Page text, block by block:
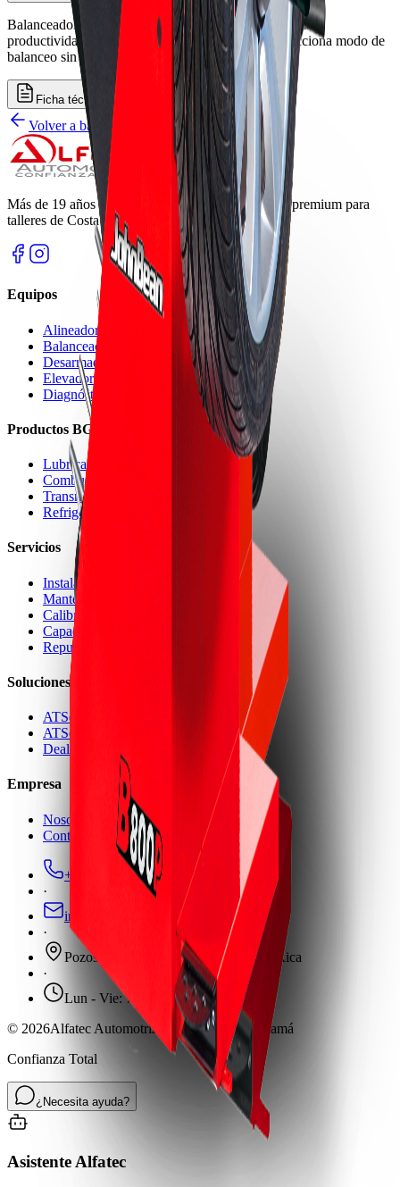
Balanceadora completamente automática para máxima
productividad — detecta dimensiones, radios y selecciona modo de
balanceo sin intervención manual.
Ficha técnica Cotizar
Volver a balanceadoras
Más de 19 años distribuyendo equipos y químicos premium para
talleres de Costa Rica y Panamá.
Equipos
Alineadoras
Balanceadoras
Desarmadoras
Elevadores
Diagnóstico
Productos BG
Lubricación
Combustible
Transmisión
Refrigeración
Servicios
Instalación
Mantenimiento
Calibración
Capacitación
Repuestos
Soluciones
ATServices
ATServices Project
DealerAPS
Empresa
Nosotros
Contacto
+506 2582-0105
·
info@alfateccr.com
·
Pozos de Santa Ana, San José, Costa Rica
·
Lun - Vie: 7:30am - 5:30pm
© 2026Alfatec Automotriz · Costa Rica & Panamá
Confianza Total
¿Necesita ayuda?
Asistente Alfatec